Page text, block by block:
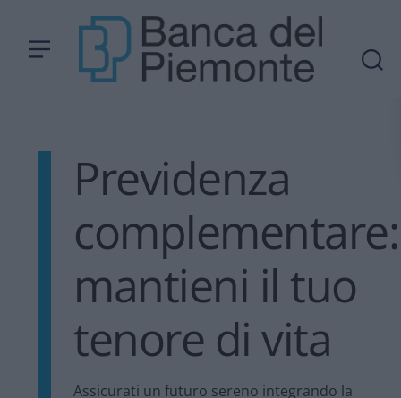
Previdenza
complementare:
mantieni il tuo
tenore di vita
Assicurati un futuro sereno integrando la